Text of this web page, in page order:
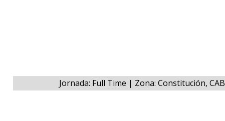
Jornada: Full Time | Zona: Constitución,